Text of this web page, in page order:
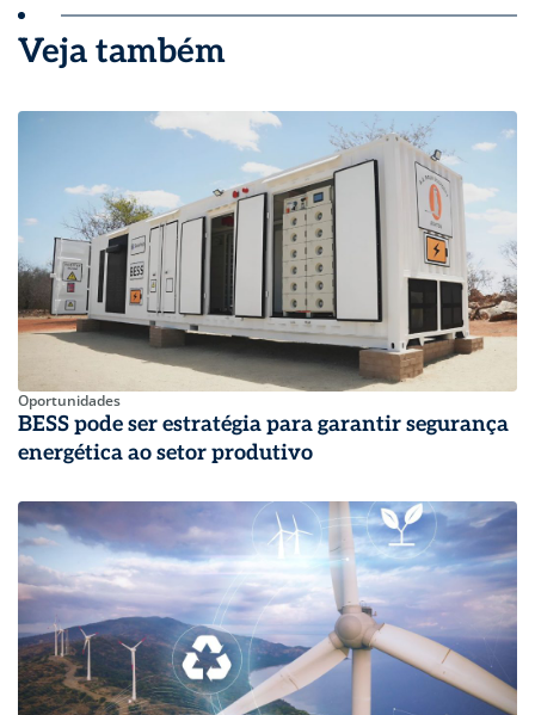
Veja também
Oportunidades
BESS pode ser estratégia para garantir segurança
energética ao setor produtivo